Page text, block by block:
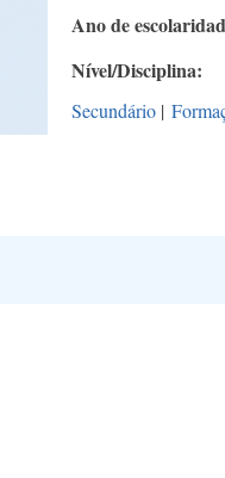
Ano de
Nível/Disciplina
Secundário |